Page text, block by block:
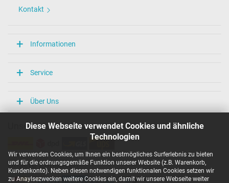
Diese Webseite verwendet Cookies und ähnliche
Technologien
Wir verwenden Cookies, um Ihnen ein bestmögliches Surferlebnis zu bieten
und für die ordnungsgemäße Funktion unserer Website (z.B. Warenkorb,
Kundenkonto). Neben diesen notwendigen funktionalen Cookies setzen wir
zu Anaylsezwecken weitere Cookies ein, damit wir unsere Webseite weiter
Kontakt
Informationen
Service
Über Uns
Unsere Versandarten
Unsere Zahlarten